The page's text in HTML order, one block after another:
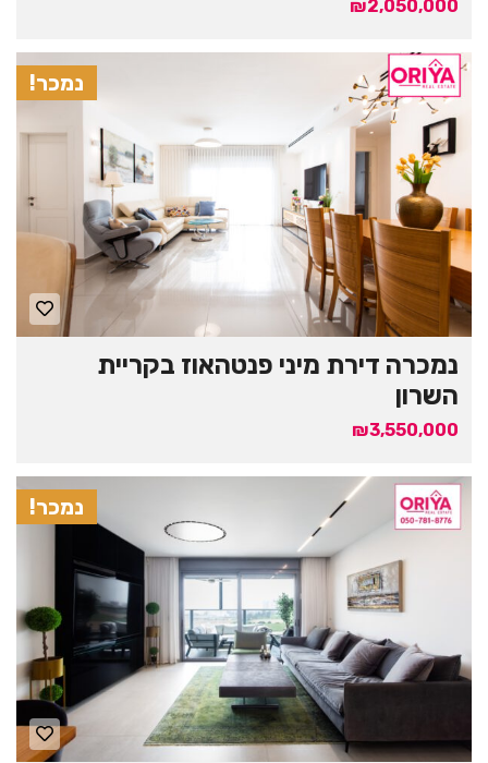
₪2,050,000
נמכר!
נמכרה דירת מיני פנטהאוז בקריית
השרון
₪3,550,000
נמכר!